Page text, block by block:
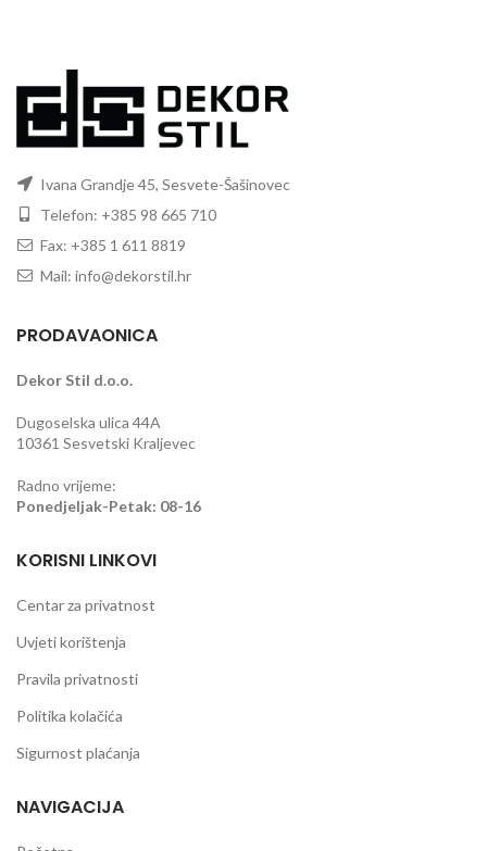
Ivana Grandje 45, Sesvete-Šašinovec
Telefon: +385 98 665 710
Fax: +385 1 611 8819
Mail: info@dekorstil.hr
PRODAVAONICA
Dekor Stil d.o.o.
Dugoselska ulica 44A
10361 Sesvetski Kraljevec
Radno vrijeme:
Ponedjeljak-Petak: 08-16
KORISNI LINKOVI
Centar za privatnost
Uvjeti korištenja
Pravila privatnosti
Politika kolačića
Sigurnost plaćanja
NAVIGACIJA